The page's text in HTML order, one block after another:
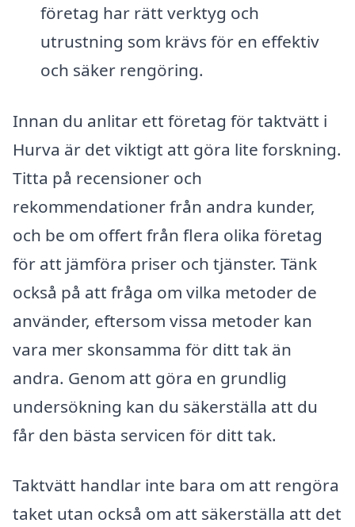
företag har rätt verktyg och
utrustning som krävs för en effektiv
och säker rengöring.
Innan du anlitar ett företag för taktvätt i
Hurva är det viktigt att göra lite forskning.
Titta på recensioner och
rekommendationer från andra kunder,
och be om offert från flera olika företag
för att jämföra priser och tjänster. Tänk
också på att fråga om vilka metoder de
använder, eftersom vissa metoder kan
vara mer skonsamma för ditt tak än
andra. Genom att göra en grundlig
undersökning kan du säkerställa att du
får den bästa servicen för ditt tak.
Taktvätt handlar inte bara om att rengöra
taket utan också om att säkerställa att det